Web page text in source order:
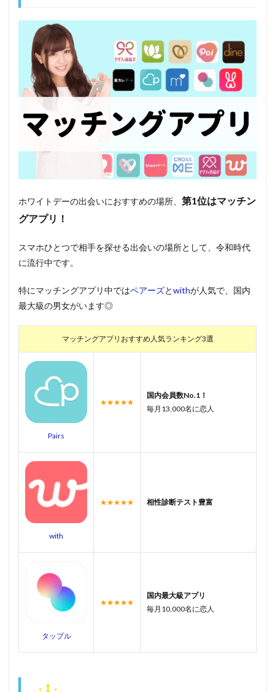
ホワイトデーの出会いにおすすめの場所、 第1位はマッチン
グアプリ！
スマホひとつで相手を探せる出会いの場所として、令和時代
に流行中です。
特にマッチングアプリ中ではペアーズとwithが人気で、国内
最大級の男女がいます◎
マッチングアプリおすすめ人気ランキング3選
Pairs
★★★★★
国内会員数No.1！
毎月13,000名に恋人
with
★★★★★ 相性診断テスト豊富
タップル
★★★★★
国内最大級アプリ
毎月10,000名に恋人